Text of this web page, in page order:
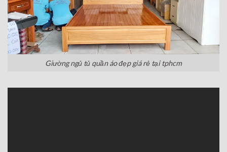
Giường ngủ tủ quần áo đẹp giá rẻ tại tphcm